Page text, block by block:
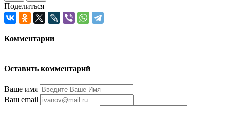
Поделиться
Комментарии
Оставить комментарий
Ваше имя
Ваш email